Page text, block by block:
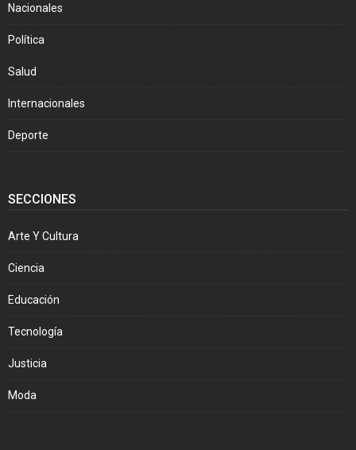
Nacionales
Política
Salud
Internacionales
Deporte
SECCIONES
Arte Y Cultura
Ciencia
Educación
Tecnología
Justicia
Moda